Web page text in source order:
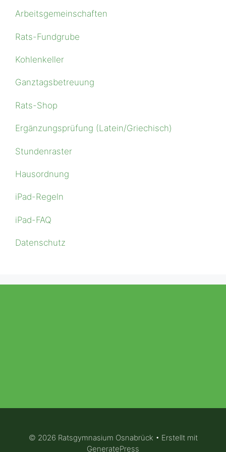
Arbeitsgemeinschaften
Rats-Fundgrube
Kohlenkeller
Ganztagsbetreuung
Rats-Shop
Ergänzungsprüfung (Latein/Griechisch)
Stundenraster
Hausordnung
iPad-Regeln
iPad-FAQ
Datenschutz
© 2026 Ratsgymnasium Osnabrück • Erstellt mit
GeneratePress